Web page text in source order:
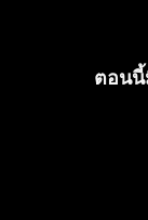
ตอนนี้